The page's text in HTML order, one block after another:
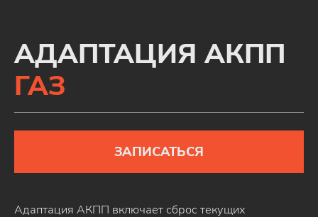
АДАПТАЦИЯ АКПП
ГАЗ
ЗАПИСАТЬСЯ
Адаптация АКПП включает сброс текущих